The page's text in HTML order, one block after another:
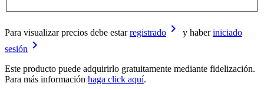
Para visualizar precios debe estarregistrado keyboard_arrow_right y haberiniciado
sesión keyboard_arrow_right
Este producto puede adquirirlo gratuitamente mediante fidelización.
Para más información haga click aquí.